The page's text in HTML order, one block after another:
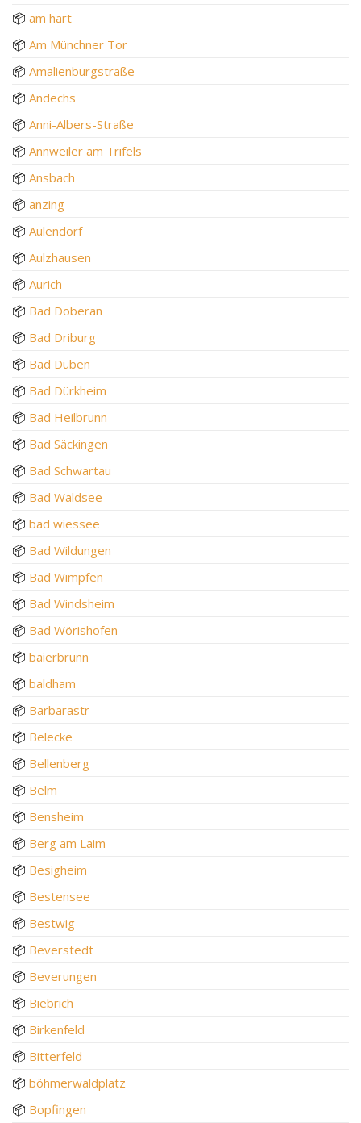
📦 am hart
📦 Am Münchner Tor
📦 Amalienburgstraße
📦 Andechs
📦 Anni-Albers-Straße
📦 Annweiler am Trifels
📦 Ansbach
📦 anzing
📦 Aulendorf
📦 Aulzhausen
📦 Aurich
📦 Bad Doberan
📦 Bad Driburg
📦 Bad Düben
📦 Bad Dürkheim
📦 Bad Heilbrunn
📦 Bad Säckingen
📦 Bad Schwartau
📦 Bad Waldsee
📦 bad wiessee
📦 Bad Wildungen
📦 Bad Wimpfen
📦 Bad Windsheim
📦 Bad Wörishofen
📦 baierbrunn
📦 baldham
📦 Barbarastr
📦 Belecke
📦 Bellenberg
📦 Belm
📦 Bensheim
📦 Berg am Laim
📦 Besigheim
📦 Bestensee
📦 Bestwig
📦 Beverstedt
📦 Beverungen
📦 Biebrich
📦 Birkenfeld
📦 Bitterfeld
📦 böhmerwaldplatz
📦 Bopfingen